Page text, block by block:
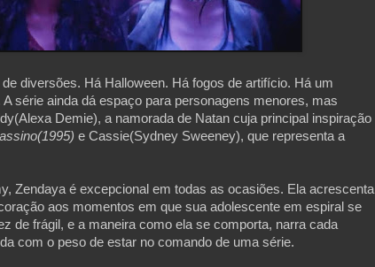
diversões. Há Halloween. Há fogos de artifício. Há um
série ainda dá espaço para personagens menores, mas
Demie), a namorada de Natan cuja principal inspiração
e Cassie(Sydney Sweeney), que representa a
Zendaya é excepcional em todas as ocasiões. Ela acrescenta
aos momentos em que sua adolescente em espiral se
de frágil, e a maneira como ela se comporta, narra cada